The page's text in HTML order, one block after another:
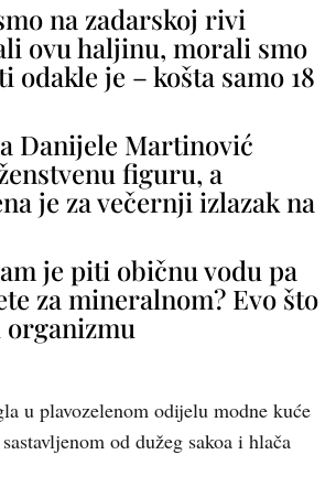
na zadarskoj rivi
ovu haljinu, morali smo
odakle je – košta samo 18
Danijele Martinović
figuru, a
je za večernji izlazak na
je piti običnu vodu pa
za mineralnom? Evo što
u plavozelenom odijelu modne kuće
sastavljenom od dužeg sakoa i hlača